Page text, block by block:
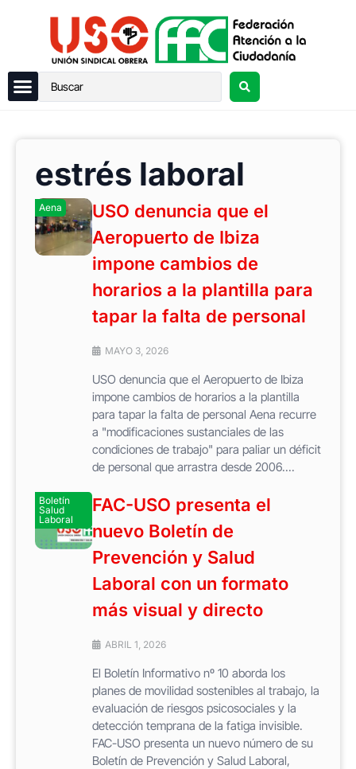
estrés laboral
Aena
USO denuncia que el
Aeropuerto de Ibiza
impone cambios de
horarios a la plantilla para
tapar la falta de personal
MAYO 3, 2026
USO denuncia que el Aeropuerto de Ibiza
impone cambios de horarios a la plantilla
para tapar la falta de personal Aena recurre
a "modificaciones sustanciales de las
condiciones de trabajo" para paliar un déficit
de personal que arrastra desde 2006....
Boletín
Salud
Laboral
FAC-USO presenta el
nuevo Boletín de
Prevención y Salud
Laboral con un formato
más visual y directo
ABRIL 1, 2026
El Boletín Informativo nº 10 aborda los
planes de movilidad sostenibles al trabajo, la
evaluación de riesgos psicosociales y la
detección temprana de la fatiga invisible.
FAC-USO presenta un nuevo número de su
Boletín de Prevención y Salud Laboral,